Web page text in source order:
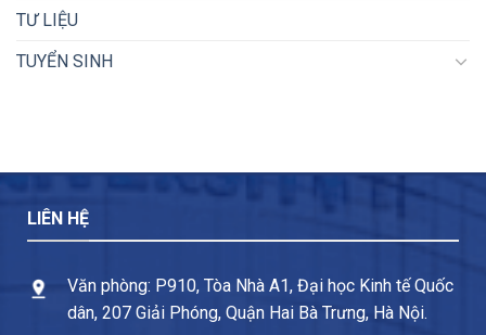
TƯ LIỆU
TUYỂN SINH
LIÊN HỆ
Văn phòng: P910, Tòa Nhà A1, Đại học Kinh tế Quốc
dân, 207 Giải Phóng, Quận Hai Bà Trưng, Hà Nội.